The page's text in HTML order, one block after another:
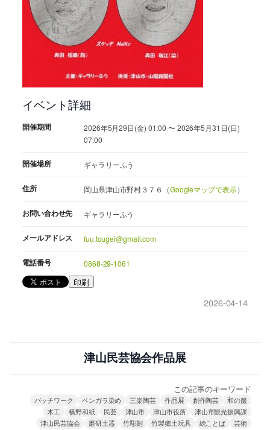
イベント詳細
開催期間
2026年5月29日(金) 01:00 〜 2026年5月31日(日)
07:00
開催場所 ギャラリーふう
住所 岡山県津山市野村３７６（Googleマップで表示）
お問い合わせ先 ギャラリーふう
メールアドレス fuu.tougei@gmail.com
電話番号 0868-29-1061
印刷
2026-04-14
津山民芸協会作品展
この記事のキーワード
パッチワーク ベンガラ染め 三楽陶芸 作品展 創作陶芸
和の服
木工
横野和紙 民芸 津山市 津山市役所
津山市観光振興課
津山民芸協会
磨研土器 竹彫刻 竹製郷土玩具 絵ことば 芸術